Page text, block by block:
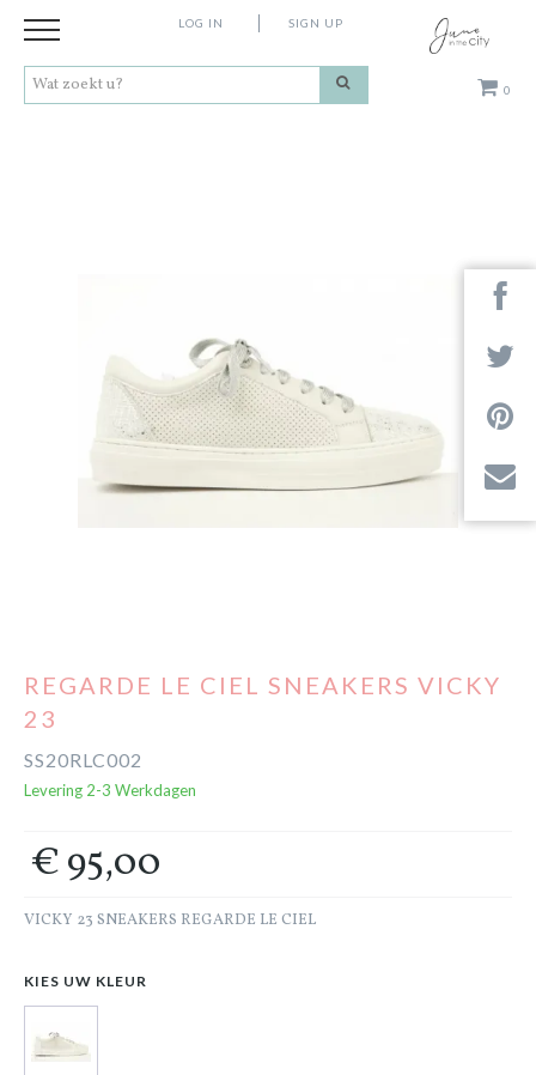
0
LOG IN SIGN UP
REGARDE LE CIEL SNEAKERS VICKY
23
SS20RLC002
Levering 2-3 Werkdagen
€ 95,00
VICKY 23 SNEAKERS REGARDE LE CIEL
KIES UW KLEUR